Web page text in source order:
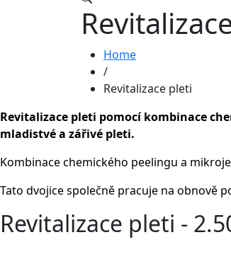
Home
/
Revitalizace pleti
Revitalizace pleti pomocí kombinace
mladistvé a zářivé pleti.
Kombinace chemického peelingu a
Tato dvojice společně pracuje na obnově
Revitalizace pleti -